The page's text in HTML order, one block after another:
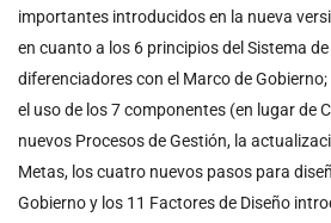
importantes introducidos en la nueva
en cuanto a los 6 principios del Sistema
diferenciadores con el Marco de
el uso de los 7 componentes (en lugar de
nuevos Procesos de Gestión, la
Metas, los cuatro nuevos pasos para
Gobierno y los 11 Factores de Diseño